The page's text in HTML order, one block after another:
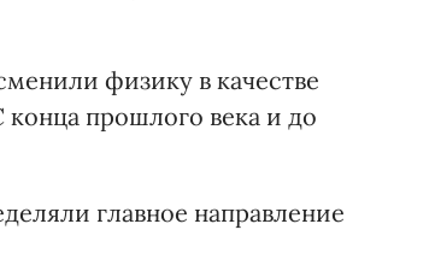
физику в качестве
прошлого века и до
главное направление